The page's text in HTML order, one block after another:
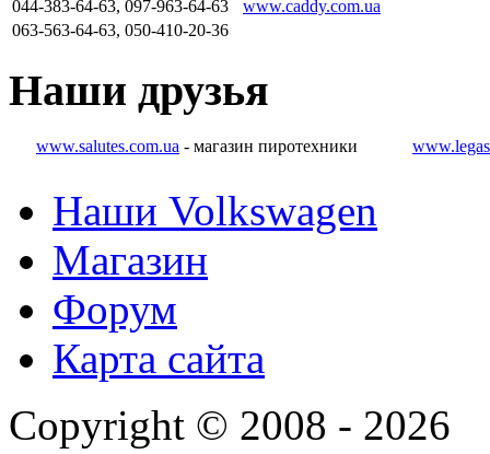
044-383-64-63, 097-963-64-63
www.caddy.com.ua
063-563-64-63, 050-410-20-36
Наши друзья
www.salutes.com.ua - магазин пиротехники
Наши Volkswagen
Магазин
Форум
Карта сайта
Copyright © 2008 - 2026